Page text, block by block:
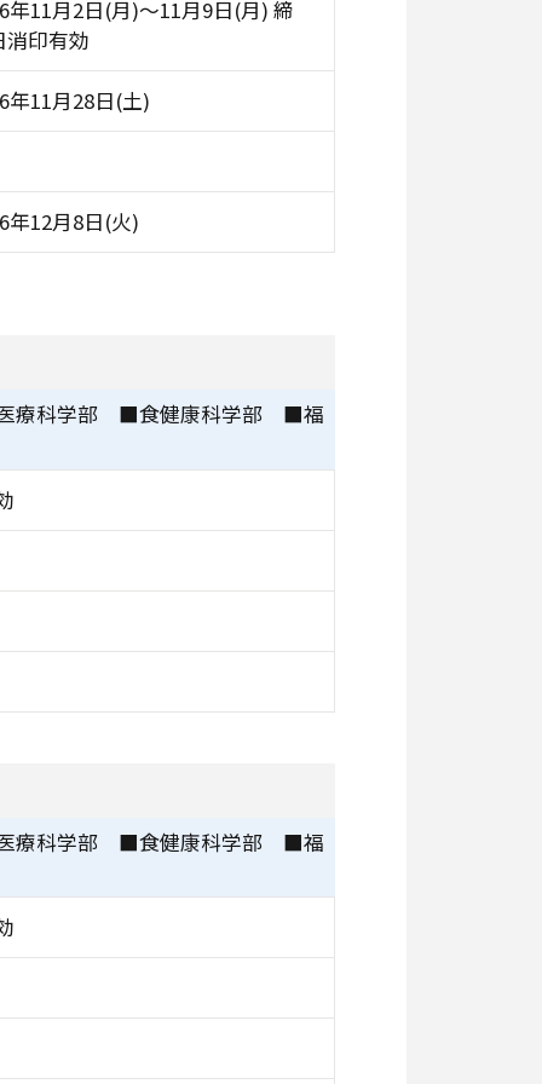
年11月2日(月)～11月9日(月) 締
消印有効
年11月28日(土)
年12月8日(火)
科学部 ■食健康科学部 ■福
科学部 ■食健康科学部 ■福